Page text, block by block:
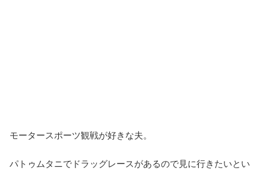
モータースポーツ観戦が好きな夫。
パトゥムタニでドラッグレースがあるので見に行きたいとい